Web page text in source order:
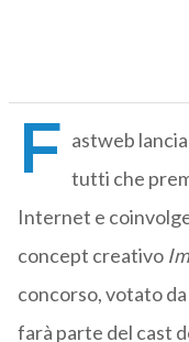
F astweb
tutti che
Internet e
concept creativo
concorso, votato
farà parte del cast